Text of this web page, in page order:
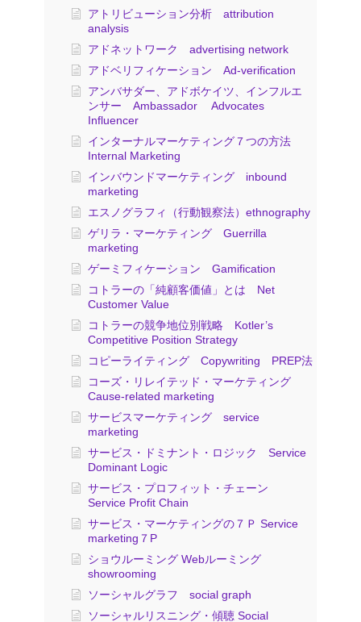
アトリビューション分析 attribution
analysis
アドネットワーク advertising network
アドベリフィケーション Ad-verification
アンバサダー、アドボケイツ、インフルエ
ンサー Ambassador Advocates
Influencer
インターナルマーケティング７つの方法
Internal Marketing
インバウンドマーケティング inbound
marketing
エスノグラフィ（行動観察法）ethnography
ゲリラ・マーケティング Guerrilla
marketing
ゲーミフィケーション Gamification
コトラーの「純顧客価値」とは Net
Customer Value
コトラーの競争地位別戦略 Kotler’s
Competitive Position Strategy
コピーライティング Copywriting PREP法
コーズ・リレイテッド・マーケティング
Cause-related marketing
サービスマーケティング service
marketing
サービス・ドミナント・ロジック Service
Dominant Logic
サービス・プロフィット・チェーン
Service Profit Chain
サービス・マーケティングの７Ｐ Service
marketing７P
ショウルーミング Webルーミング
showrooming
ソーシャルグラフ social graph
ソーシャルリスニング・傾聴 Social